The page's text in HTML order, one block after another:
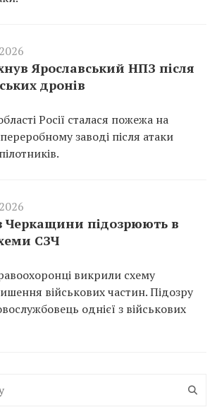
Ярославський НПЗ після
дронів
Росії сталася пожежа на
заводі після атаки
Черкащини підозрюють в
СЗЧ
викрили схему
військових частин. Підозру
однієї з військових